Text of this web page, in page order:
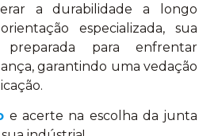
a durabilidade a longo
especializada, sua
preparada para enfrentar
garantindo uma vedação
e acerte na escolha da junta